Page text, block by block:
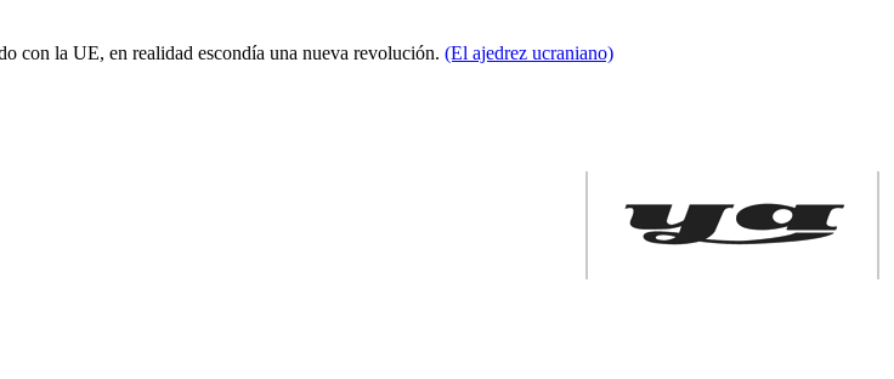
con la UE, en realidad escondía una nueva revolución. (El ajedrez ucraniano)